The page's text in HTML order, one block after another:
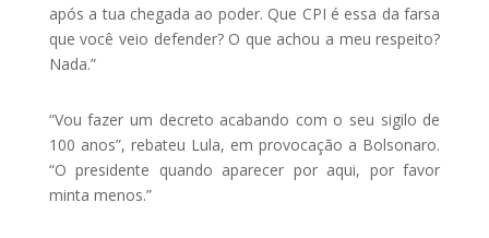
após a tua chegada ao poder. Que CPI é essa da farsa
que você veio defender? O que achou a meu respeito?
Nada.”
“Vou fazer um decreto acabando com o seu sigilo de
100 anos”, rebateu Lula, em provocação a Bolsonaro.
“O presidente quando aparecer por aqui, por favor
minta menos.”